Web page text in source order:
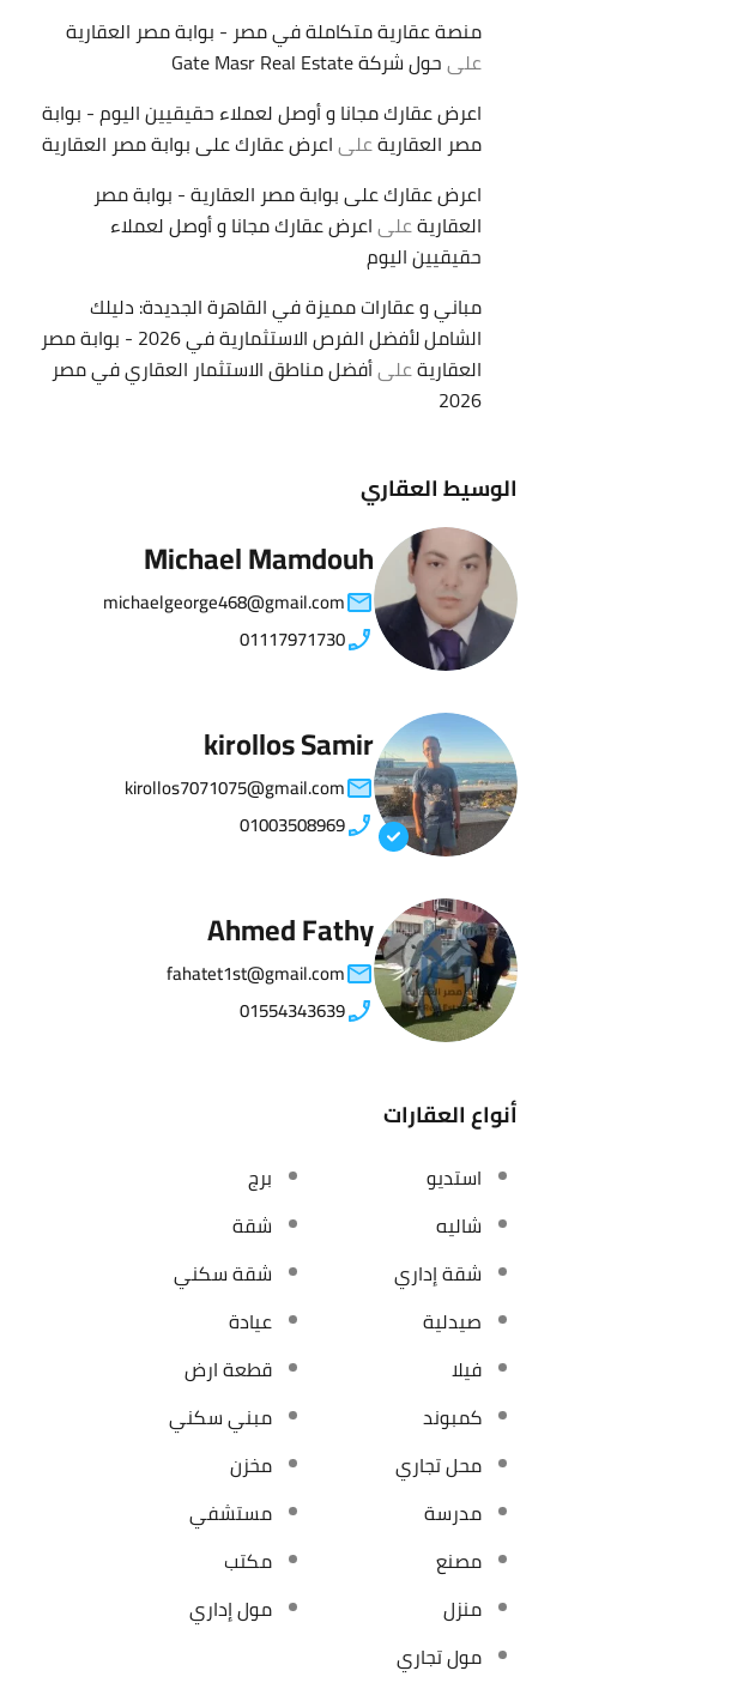
منصة عقارية متكاملة في مصر - بوابة مصر العقارية
علىحول شركة Gate Masr Real Estate
اعرض عقارك مجانا و أوصل لعملاء حقيقيين اليوم - بوابة
مصر العقاريةعلىاعرض عقارك على بوابة مصر العقارية
اعرض عقارك على بوابة مصر العقارية - بوابة مصر
العقاريةعلىاعرض عقارك مجانا و أوصل لعملاء
حقيقيين اليوم
مباني و عقارات مميزة في القاهرة الجديدة: دليلك
الشامل لأفضل الفرص الاستثمارية في 2026 - بوابة مصر
العقاريةعلىأفضل مناطق الاستثمار العقاري في مصر
2026
الوسيط العقاري
Michael Mamdouh
michaelgeorge468@gmail.com
01117971730
kirollos Samir
kirollos7071075@gmail.com
01003508969
Ahmed Fathy
fahatet1st@gmail.com
01554343639
أنواع العقارات
استديو
برج
شاليه
شقة
شقة إداري
شقة سكني
صيدلية
عيادة
فيلا
قطعة ارض
كمبوند
مبني سكني
محل تجاري
مخزن
مدرسة
مستشفي
مصنع
مكتب
منزل
مول إداري
مول تجاري